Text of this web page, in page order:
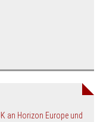
an Horizon Europe und